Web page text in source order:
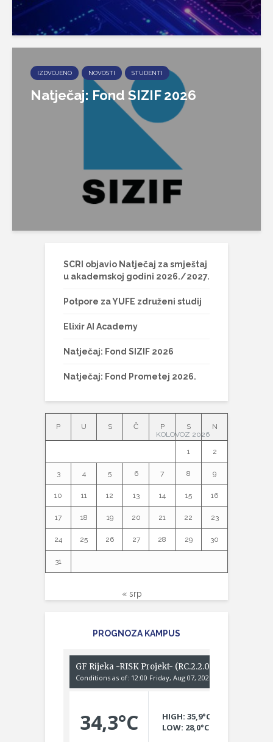
IZDVOJENO NOVOSTI STUDENTI
Natječaj: Fond SIZIF 2026
SCRI objavio Natječaj za smještaj
u akademskoj godini 2026./2027.
Potpore za YUFE združeni studij
Elixir AI Academy
Natječaj: Fond SIZIF 2026
Natječaj: Fond Prometej 2026.
KOLOVOZ 2026
P U S Č P S N
1 2
3 4 5 6 7 8 9
10 11 12 13 14 15 16
17 18 19 20 21 22 23
24 25 26 27 28 29 30
31
« srp
PROGNOZA KAMPUS